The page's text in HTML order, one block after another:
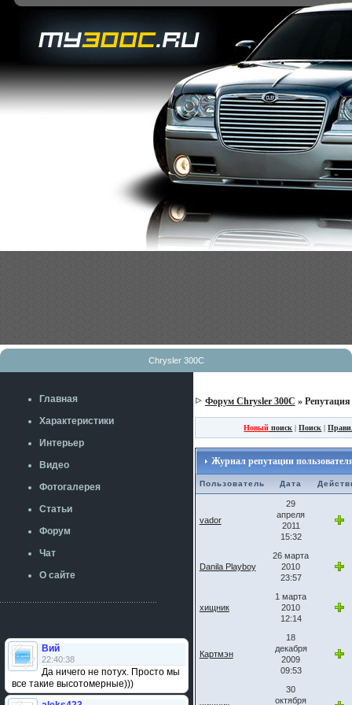
Chrysler 300C
Главная
Характеристики
Интерьер
Видео
Фотогалерея
Статьи
Форум
Чат
О сайте
Вий
22:40:38
Да ничего не потух. Просто мы
все такие высотомерные)))
Форум Chrysler 300C » Репутация
Новый поиск |Поиск |
Журнал репутации
Пользователь Дата
vador
29
апреля
2011
15:32
Danila Playboy
26 марта
2010
23:57
хищник
1 марта
2010
12:14
Картмэн
18
декабря
2009
09:53
30
октября